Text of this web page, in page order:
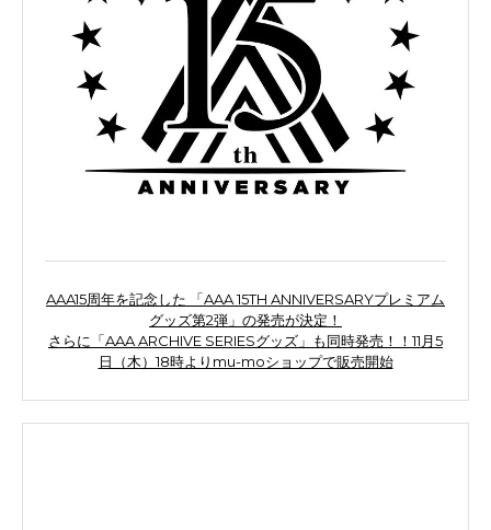
AAA15周年を記念した 「AAA 15TH ANNIVERSARYプレミアム
グッズ第2弾」の発売が決定！
さらに「AAA ARCHIVE SERIESグッズ」も同時発売！！11月5
日（木）18時よりmu-moショップで販売開始